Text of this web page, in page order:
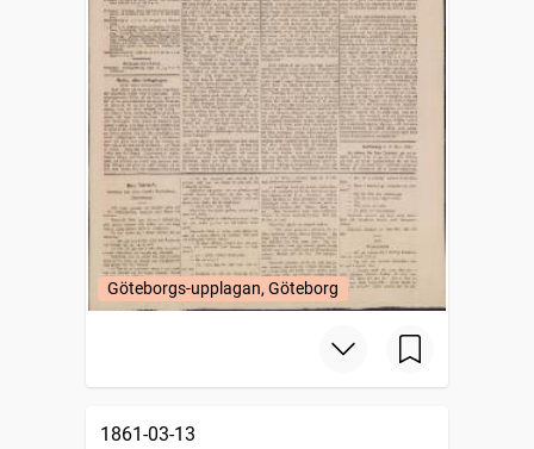
Göteborgs-upplagan, Göteborg
1861-03-13